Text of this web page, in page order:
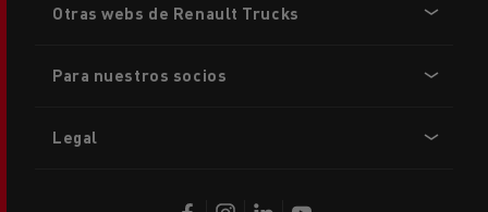
menu
Otras webs de Renault Trucks
Para nuestros socios
Legal